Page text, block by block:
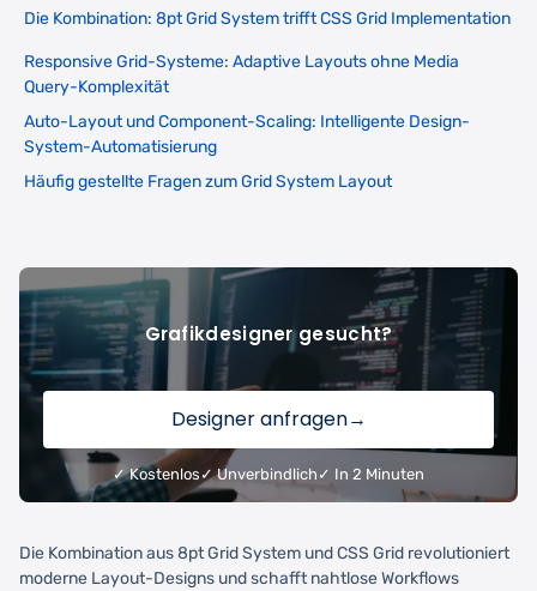
Die Kombination: 8pt Grid System trifft CSS Grid Implementation
Responsive Grid-Systeme: Adaptive Layouts ohne Media
Query-Komplexität
Auto-Layout und Component-Scaling: Intelligente Design-
System-Automatisierung
Häufig gestellte Fragen zum Grid System Layout
Grafikdesigner gesucht?
Designer anfragen→
✓ Kostenlos ✓ Unverbindlich ✓ In 2 Minuten
Die Kombination aus 8pt Grid System und CSS Grid revolutioniert
moderne Layout-Designs und schafft nahtlose Workflows